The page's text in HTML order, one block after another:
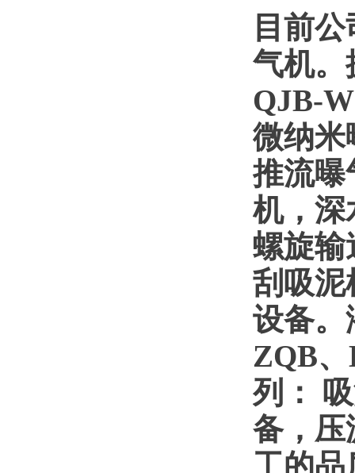
目前
气机。
QJB-
微纳米
推流曝
机，深
螺旋输
刮吸泥
设备。
ZQB
列：
备，压
工的